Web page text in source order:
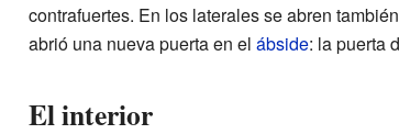
contrafuertes. En los laterales se abren
abrió una nueva puerta en el ábside: la puerta
El interior